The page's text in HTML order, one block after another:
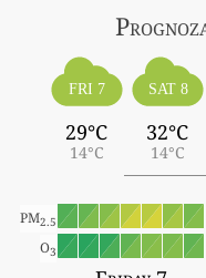
FRI 7
29°C
14°C
SAT 8
32°C
14°C
PM2.5
O3